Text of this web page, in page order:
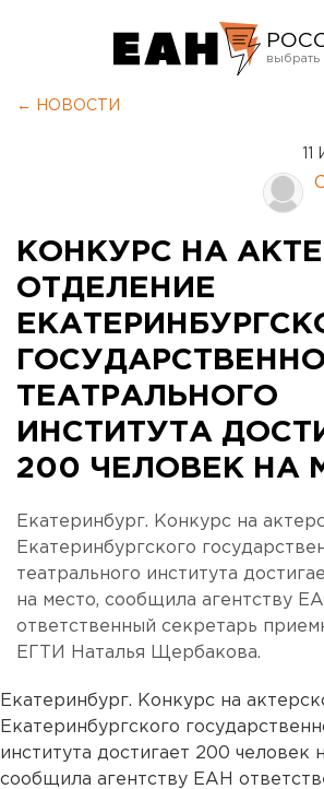
← НОВОСТИ
КОНКУРС НА
ОТДЕЛЕНИЕ
ТЕАТРАЛЬНОГО
ИНСТИТУТА
200 ЧЕЛОВЕК НА
Екатеринбург. Конкурс на
Екатеринбургского
театрального института
на место, сообщила агентству
ответственный секретарь
ЕГТИ Наталья Щербакова.
Екатеринбург. Конкурс на
Екатеринбургского
института достигает 200 человек
сообщила агентству ЕАН